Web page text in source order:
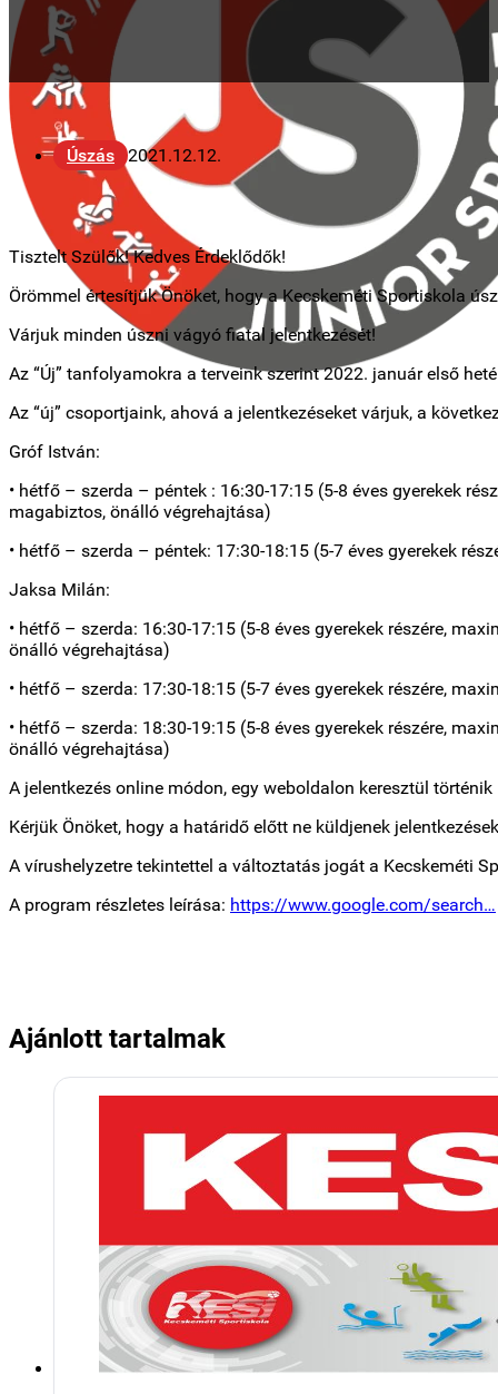
Úszás 2021.12.12.
Tisztelt Szülők! Kedves Érdeklődők!
Örömmel értesítjük Önöket, hogy a Kecskeméti Sportiskola
Várjuk minden úszni vágyó fiatal jelentkezését!
Az “Új” tanfolyamokra a terveink szerint 2022. január első
Az “új” csoportjaink, ahová a jelentkezéseket várjuk, a
Gróf István:
• hétfő – szerda – péntek : 16:30-17:15 (5-8 éves gyerekek
magabiztos, önálló végrehajtása)
• hétfő – szerda – péntek: 17:30-18:15 (5-7 éves gyerekek
Jaksa Milán:
• hétfő – szerda: 16:30-17:15 (5-8 éves gyerekek részére,
önálló végrehajtása)
• hétfő – szerda: 17:30-18:15 (5-7 éves gyerekek részére,
• hétfő – szerda: 18:30-19:15 (5-8 éves gyerekek részére,
önálló végrehajtása)
A jelentkezés online módon, egy weboldalon keresztül
Kérjük Önöket, hogy a határidő előtt ne küldjenek
A vírushelyzetre tekintettel a változtatás jogát a Kecskeméti
A program részletes leírása: https://www.google.com/search…
Ajánlott tartalmak